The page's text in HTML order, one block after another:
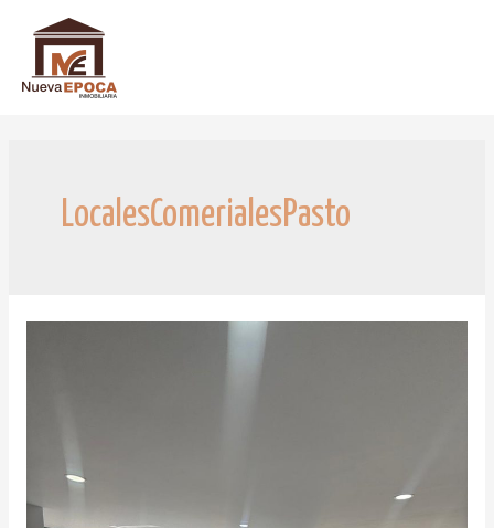
LocalesComerialesPasto